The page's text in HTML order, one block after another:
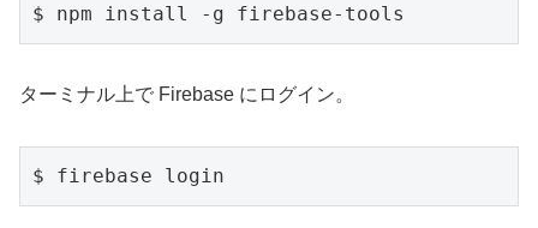
$ npm install -g firebase-tools
ターミナル上で Firebase にログイン。
$ firebase login